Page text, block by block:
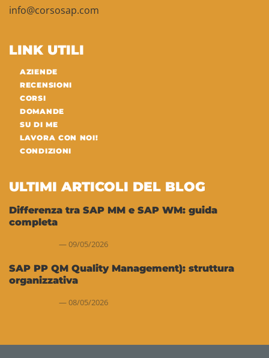
info@corsosap.com
LINK UTILI
AZIENDE
RECENSIONI
CORSI
DOMANDE
SU DI ME
LAVORA CON NOI!
CONDIZIONI
ULTIMI ARTICOLI DEL BLOG
Differenza tra SAP MM e SAP WM: guida
completa
09/05/2026
SAP PP QM Quality Management): struttura
organizzativa
08/05/2026